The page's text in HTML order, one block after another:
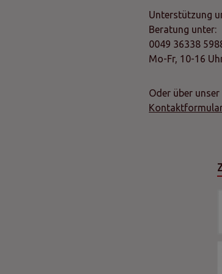
Unterstützung
Beratung unter:
0049 36338
Mo-Fr, 10-16
Oder über unser
Kontaktformular